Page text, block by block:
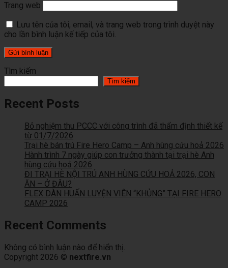
Trang web
Lưu tên của tôi, email, và trang web trong trình duyệt này
cho lần bình luận kế tiếp của tôi.
Tìm kiếm
Tìm kiếm
Recent Posts
Bỏ nghiệm thu PCCC với công trình đã thẩm định thiết kế
từ 01/7/2026
Trại hè bán trú Fire Hero Camp – Anh hùng cứu hoả 2026
Hành trình 7 ngày giúp con trưởng thành tại trại hè Anh
hùng cứu hoả 2026
ĐI TRẠI HÈ NỘI TRÚ ANH HÙNG CỨU HOẢ 2026, CON
ĂN – Ở ĐÂU?
FLEX DÀN HUẤN LUYỆN VIÊN “KHỦNG” TẠI FIRE HERO
CAMP 2026
Recent Comments
Không có bình luận nào để hiển thị.
Copyright 2026 © nextfire.vn